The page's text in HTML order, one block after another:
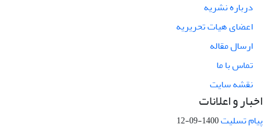
درباره نشریه
اعضای هیات تحریریه
ارسال مقاله
تماس با ما
نقشه سایت
اخبار و اعلانات
پیام تسلیت1400-09-12